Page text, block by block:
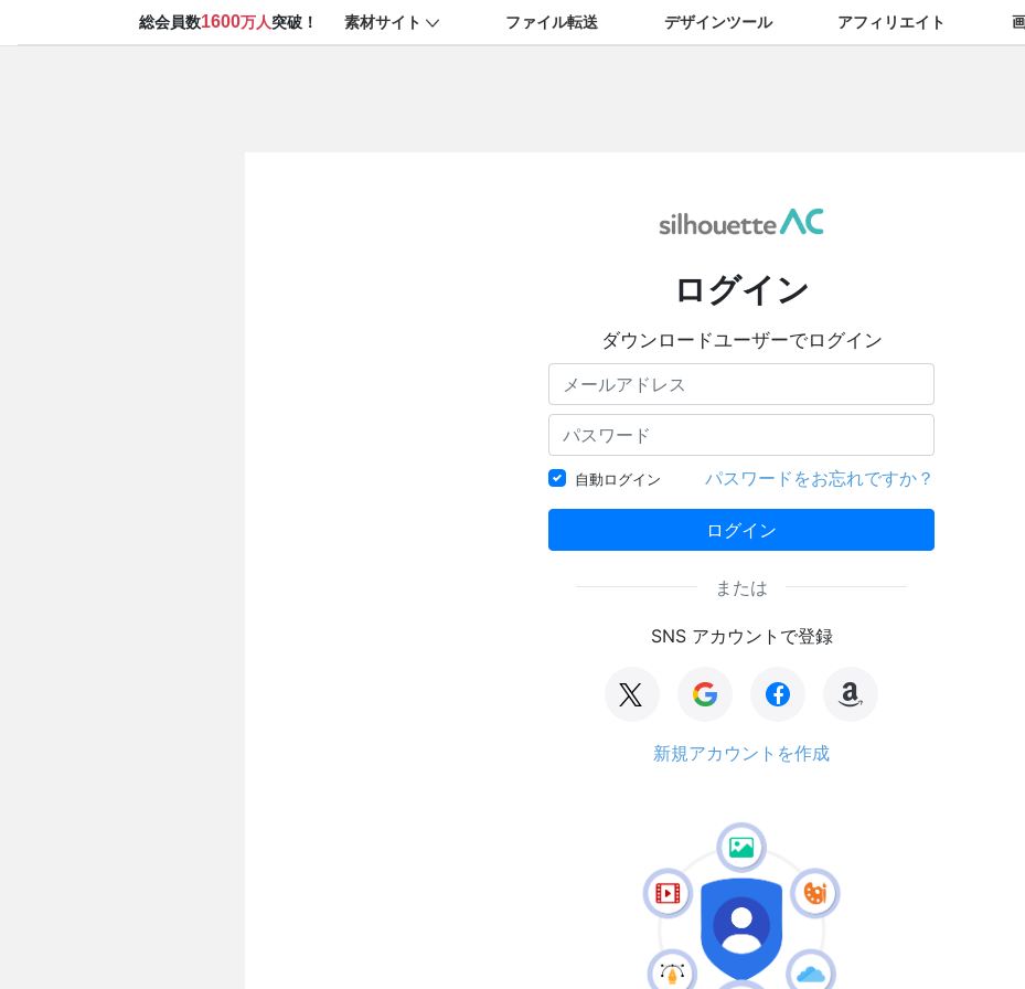
総会員数1600万人突破！ 素材サイト ファイル転送 デザインツール アフィリエイト
ログイン
ダウンロードユーザーでログイン
自動ログイン パスワードをお忘れですか？
ログイン
または
SNS アカウントで登録
新規アカウントを作成